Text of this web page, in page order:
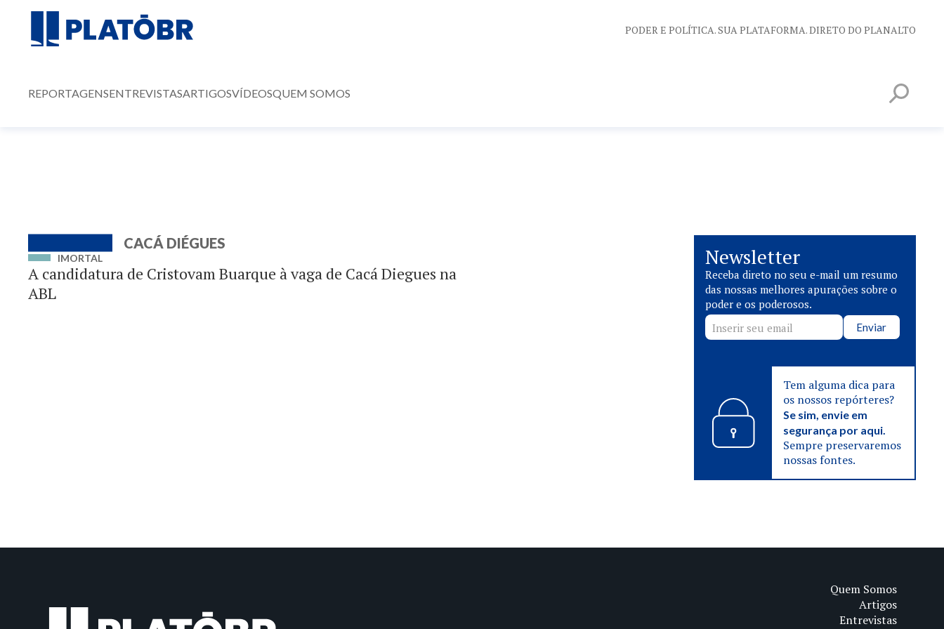
PODER E POLÍTICA. SUA PLATAFORMA. DIRETO DO PLANALTO
REPORTAGENSENTREVISTASARTIGOSVÍDEOSQUEM SOMOS
CACÁ DIÉGUES
IMORTAL
A candidatura de Cristovam Buarque à vaga de Cacá Diegues na
ABL
Newsletter
Receba direto no seu e-mail um resumo
das nossas melhores apurações sobre o
poder e os poderosos.
Enviar
Tem alguma dica para
os nossos repórteres?
Se sim, envie em
segurança por aqui.
Sempre preservaremos
nossas fontes.
Quem Somos
Artigos
Entrevistas